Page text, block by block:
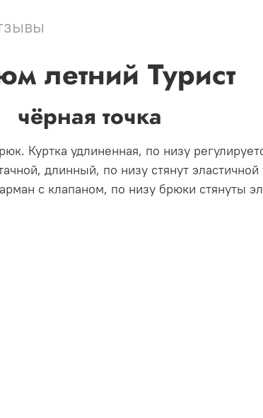
летний Турист
чёрная точка
Куртка удлиненная, по низу
длинный, по низу стянут
с клапаном, по низу брюки стянуты